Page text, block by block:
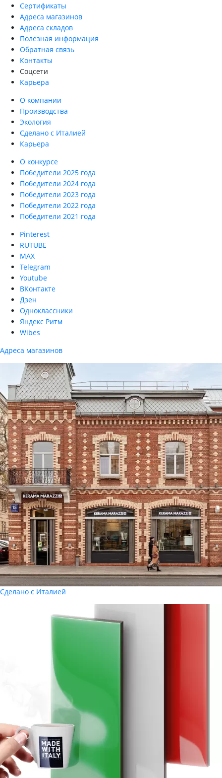
Сертификаты
Адреса магазинов
Адреса складов
Полезная информация
Обратная связь
Контакты
Соцсети
Карьера
О компании
Производства
Экология
Сделано с Италией
Карьера
О конкурсе
Победители 2025 года
Победители 2024 года
Победители 2023 года
Победители 2022 года
Победители 2021 года
Pinterest
RUTUBE
MAX
Telegram
Youtube
ВКонтакте
Дзен
Одноклассники
Яндекс Ритм
Wibes
Адреса магазинов
Сделано с Италией